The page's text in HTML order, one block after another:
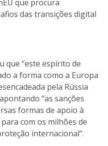
que procura
das transições digital
que “este espírito de
a forma como a Europa
pela Rússia
“as sanções
formas de apoio à
com os milhões de
internacional“.